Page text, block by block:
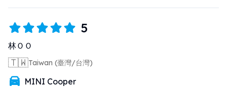
5
林ＯＯ
🇹🇼Taiwan (臺灣/台灣)
MINI Cooper